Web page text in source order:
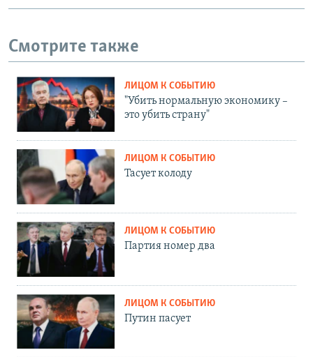
Смотрите также
ЛИЦОМ К СОБЫТИЮ
"Убить нормальную экономику –
это убить страну"
ЛИЦОМ К СОБЫТИЮ
Тасует колоду
ЛИЦОМ К СОБЫТИЮ
Партия номер два
ЛИЦОМ К СОБЫТИЮ
Путин пасует